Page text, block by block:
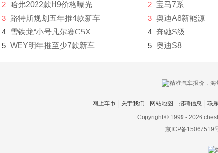
T
塔塔
2 哈弗2022款H9价格曝光
3 路特斯规划五年推4款新车
4 雪铁龙“小号凡尔赛C5X
5 WEY明年推至少7款新车
2 宝马7系
3 奥迪A8新能源
4 奔驰S级
5 奥迪S8
网上车市 关于我们 网站地图 招聘信息
联
Copyright © 1999 - 2026
京ICP备15067519